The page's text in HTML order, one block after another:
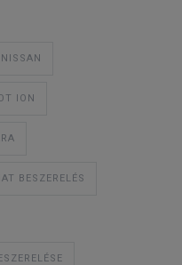
NISSAN
ION
BESZERELÉS